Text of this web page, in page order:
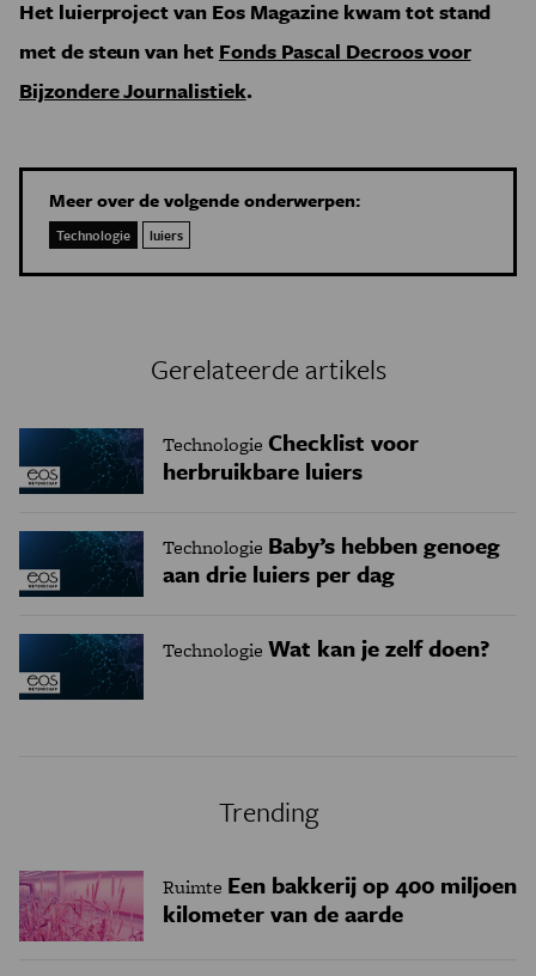
Het luierproject van Eos Magazine kwam tot stand
met de steun van het Fonds Pascal Decroos voor
Bijzondere Journalistiek.
Meer over de volgende onderwerpen:
Technologie luiers
Gerelateerde artikels
Technologie Checklist voor
herbruikbare luiers
Technologie Baby’s hebben genoeg
aan drie luiers per dag
Technologie Wat kan je zelf doen?
Trending
Ruimte Een bakkerij op 400 miljoen
kilometer van de aarde